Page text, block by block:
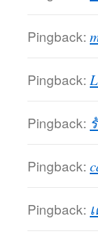
Pingback:
Pingback:
Pingback:
Pingback:
Pingback: